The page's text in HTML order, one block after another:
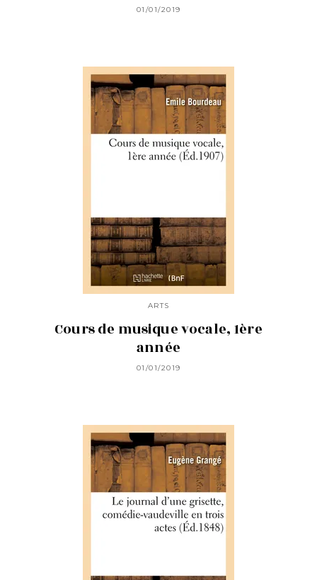
01/01/2019
ARTS
Cours de musique vocale, 1ère
année
01/01/2019